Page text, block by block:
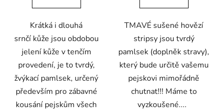
Krátká i dlouhá
srnčí kůže jsou obdobou
jelení kůže v tenčím
provedení, je to tvrdý,
žvýkací pamlsek, určený
především pro zábavné
kousání pejskům všech
hvězdiček.
TMAVÉ sušené hovězí
stripsy jsou tvrdý
pamlsek (doplněk stravy),
který bude určitě vašemu
pejskovi mimořádně
chutnat!!! Máme to
vyzkoušené....